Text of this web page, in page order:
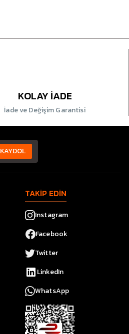
KOLAY İADE
İade ve Değişim Garantisi
KAYDOL
TAKİP EDİN
Instagram
Facebook
Twitter
LinkedIn
WhatsApp